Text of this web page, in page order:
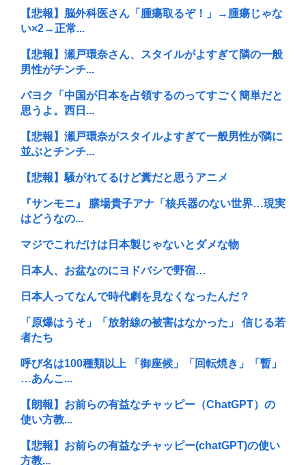
【悲報】脳外科医さん「腫瘍取るぞ！」→腫瘍じゃな
い×2→正常...
【悲報】瀬戸環奈さん、スタイルがよすぎて隣の一般
男性がチンチ...
パヨク「中国が日本を占領するのってすごく簡単だと
思うよ。西日...
【悲報】瀬戸環奈がスタイルよすぎて一般男性が隣に
並ぶとチンチ...
【悲報】騒がれてるけど糞だと思うアニメ
『サンモニ』 膳場貴子アナ「核兵器のない世界…現実
はどうなの...
マジでこれだけは日本製じゃないとダメな物
日本人、お盆なのにヨドバシで野宿…
日本人ってなんで時代劇を見なくなったんだ？
「原爆はうそ」「放射線の被害はなかった」 信じる若
者たち
呼び名は100種類以上 「御座候」「回転焼き」「暫」
…あんこ...
【朗報】お前らの有益なチャッピー（ChatGPT）の
使い方教...
【悲報】お前らの有益なチャッピー(chatGPT)の使い
方教...